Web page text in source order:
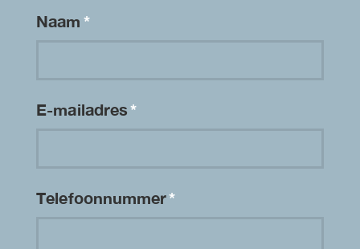
Naam*
E-mailadres*
Telefoonnummer*